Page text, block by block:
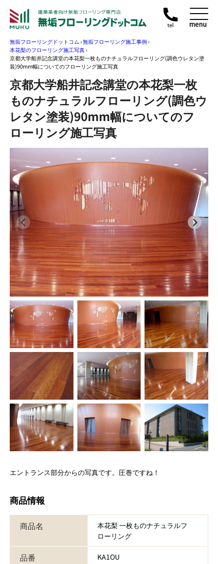
tel menu
無垢フローリングドットコム›無垢フローリング施工事例›
本花梨のフローリング施工写真›
京都大学船井記念講堂の本花梨一枚ものナチュラルフローリング(調色ウレタン塗
装)90mm幅についてのフローリング施工写真
京都大学船井記念講堂の本花梨一枚
ものナチュラルフローリング(調色ウ
レタン塗装)90mm幅についてのフ
ローリング施工写真
エントランス部分からの写真です。圧巻ですね！
商品情報
商品名
本花梨 一枚ものナチュラルフ
ローリング
品番 KA1OU